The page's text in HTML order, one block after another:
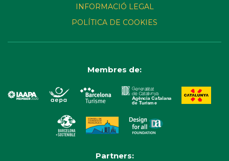
INFORMACIÓ LEGAL
POLÍTICA DE COOKIES
Membres de:
Partners: